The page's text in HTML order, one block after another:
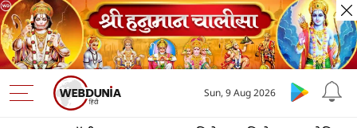
Sun, 9 Aug 2026